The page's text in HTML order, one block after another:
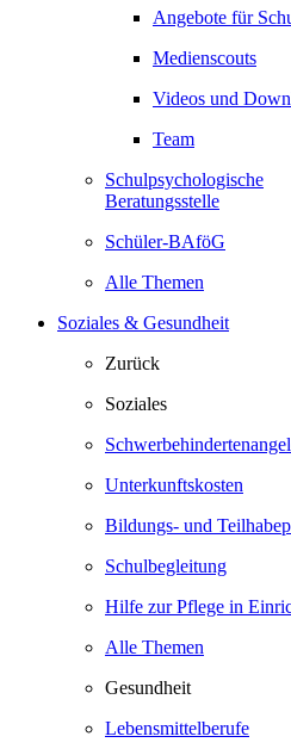
Angebote für
Medienscouts
Videos und
Team
Schulpsychologische
Beratungsstelle
Schüler-BAföG
Alle Themen
Soziales & Gesundheit
Zurück
Soziales
Unterkunftskosten
Bildungs- und
Schulbegleitung
Hilfe zur Pflege in
Alle Themen
Gesundheit
Lebensmittelberufe